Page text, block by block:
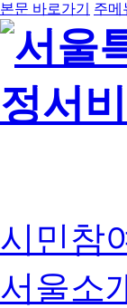
본문 바로가기 주메
시민참
서울소